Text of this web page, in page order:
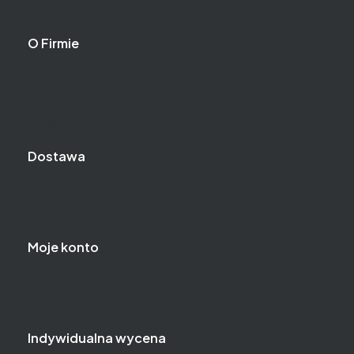
O Firmie
Dostawa
Moje konto
Indywidualna wycena